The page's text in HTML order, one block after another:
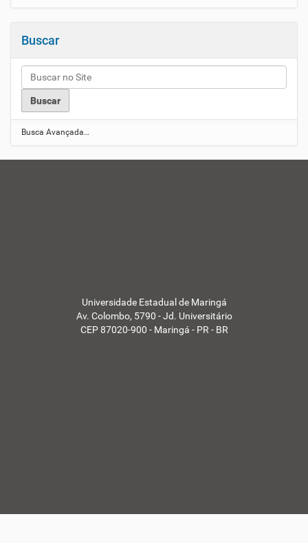
o
c
a
U
M
-
Buscar
Busca Avançada…
Universidade Estadual de Maringá
Av. Colombo, 5790 - Jd. Universitário
CEP 87020-900 - Maringá - PR - BR